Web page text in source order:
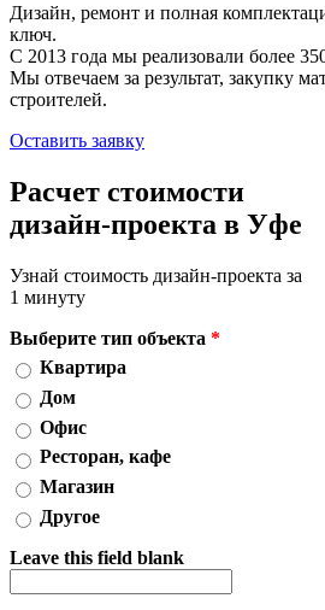
Дизайн, ремонт и полная
ключ.
С 2013 года мы реализовали более
Мы отвечаем за результат, закупку
строителей.
Оставить заявку
Расчет стоимости
дизайн-проекта в Уфе
Узнай стоимость дизайн-проекта за
1 минуту
Выберите тип объекта *
Квартира
Дом
Офис
Ресторан, кафе
Магазин
Другое
Leave this field blank